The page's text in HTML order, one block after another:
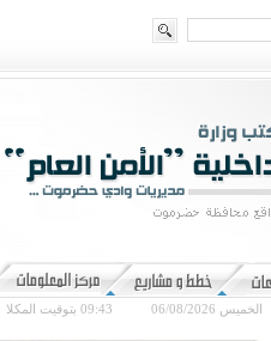
الخميس 06/08/2026 09:43 بتوقيت المكلا